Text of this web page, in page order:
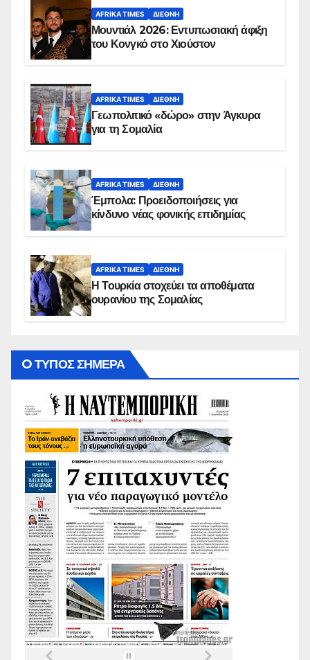
AFRIKA TIMES ΔΙΕΘΝΉ
Μουντιάλ 2026: Εντυπωσιακή άφιξη
του Κονγκό στο Χιούστον
AFRIKA TIMES ΔΙΕΘΝΉ
Γεωπολιτικό «δώρο» στην Άγκυρα
για τη Σομαλία
AFRIKA TIMES ΔΙΕΘΝΉ
Έμπολα: Προειδοποιήσεις για
κίνδυνο νέας φονικής επιδημίας
AFRIKA TIMES ΔΙΕΘΝΉ
Η Τουρκία στοχεύει τα αποθέματα
ουρανίου της Σομαλίας
O ΤΥΠΟΣ ΣΗΜΕΡΑ